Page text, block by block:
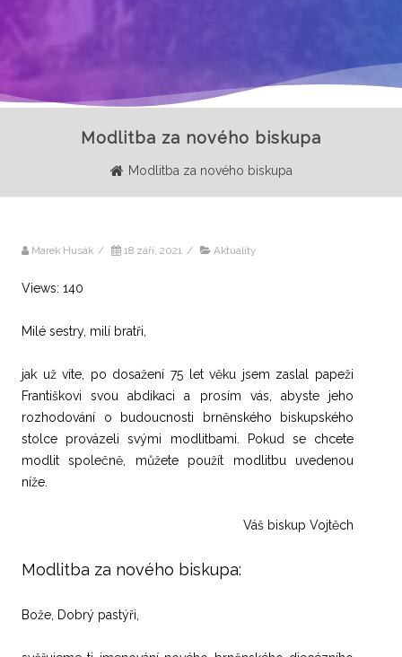
Modlitba za nového biskupa
Modlitba za nového biskupa
Marek Husák / 18 září, 2021 / Aktuality
Views: 140
Milé sestry, milí bratři,
jak už víte, po dosažení 75 let věku jsem zaslal papeži
Františkovi svou abdikaci a prosím vás, abyste jeho
rozhodování o budoucnosti brněnského biskupského
stolce provázeli svými modlitbami. Pokud se chcete
modlit společně, můžete použít modlitbu uvedenou
níže.
Váš biskup Vojtěch
Modlitba za nového biskupa:
Bože, Dobrý pastýři,